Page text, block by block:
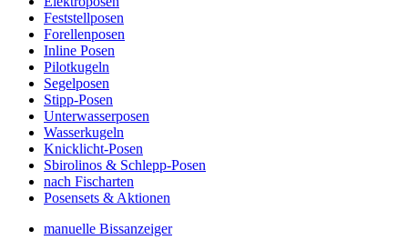
Feststellposen
Forellenposen
Inline Posen
Pilotkugeln
Segelposen
Stipp-Posen
Unterwasserposen
Wasserkugeln
Knicklicht-Posen
Sbirolinos & Schlepp-Posen
nach Fischarten
Posensets & Aktionen
manuelle Bissanzeiger